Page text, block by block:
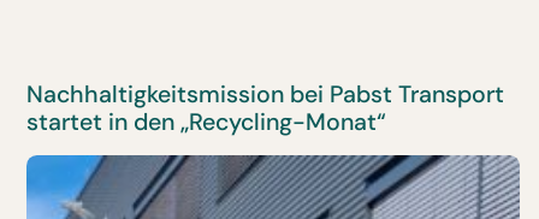
Nachhaltigkeitsmission bei Pabst Transport
startet in den „Recycling-Monat“